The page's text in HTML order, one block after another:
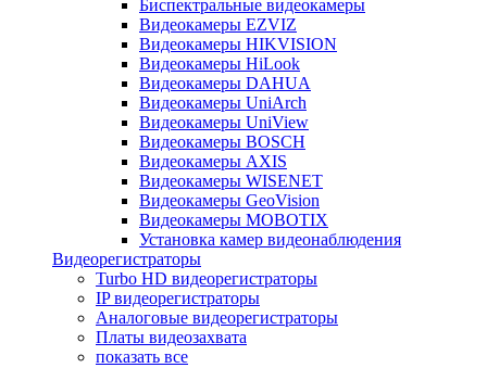
Биспектральные видеокамеры
Видеокамеры EZVIZ
Видеокамеры HIKVISION
Видеокамеры HiLook
Видеокамеры DAHUA
Видеокамеры UniArch
Видеокамеры UniView
Видеокамеры BOSCH
Видеокамеры AXIS
Видеокамеры WISENET
Видеокамеры GeoVision
Видеокамеры MOBOTIX
Установка камер видеонаблюдения
Видеорегистраторы
Turbo HD видеорегистраторы
IP видеорегистраторы
Аналоговые видеорегистраторы
Платы видеозахвата
показать все